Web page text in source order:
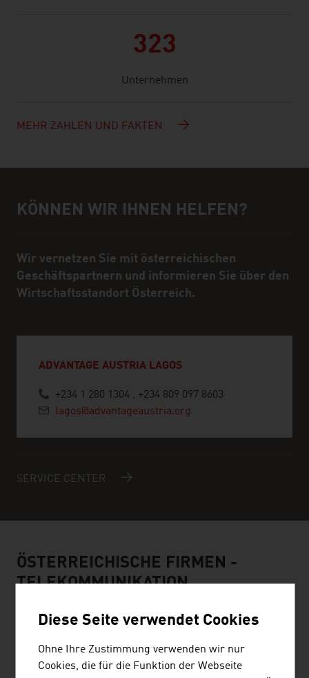
323
Unternehmen
MEHR ZAHLEN UND FAKTEN
Hilfe und Ansprechpartner
KÖNNEN WIR IHNEN HELFEN?
Wir vernetzen Sie mit österreichischen
Geschäftspartnern und informieren Sie über den
Wirtschaftsstandort Österreich.
ADVANTAGE AUSTRIA LAGOS
+234 1 280 1304 , +234 809 097 8603
lagos@advantageaustria.org
SERVICE CENTER
ÖSTERREICHISCHE FIRMEN -
TELEKOMMUNIKATION
Diese Seite verwendet Cookies
Ohne Ihre Zustimmung verwenden wir nur
Cookies, die für die Funktion der Webseite